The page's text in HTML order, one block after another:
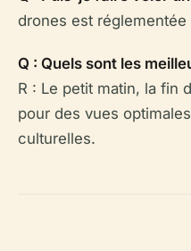
drones est
Q : Quels sont les
R : Le petit matin, la fin
pour des vues
culturelles.